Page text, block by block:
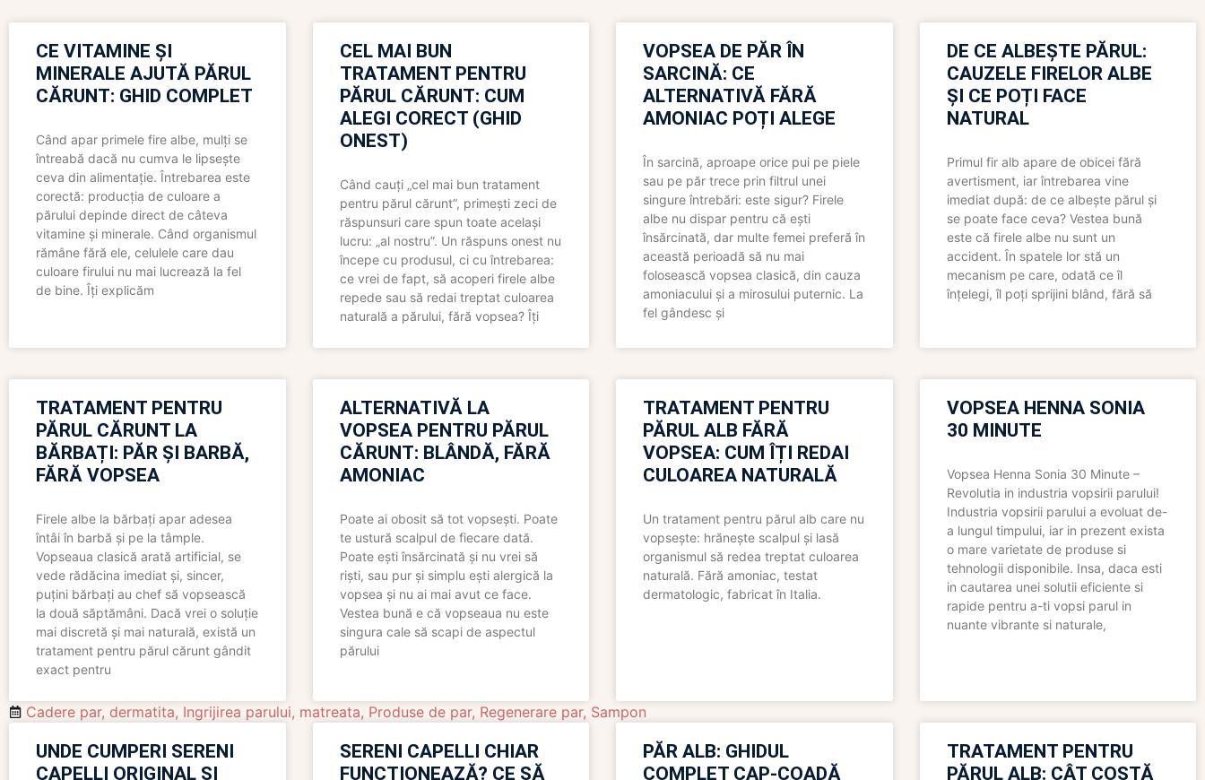
CE VITAMINE ȘI
MINERALE AJUTĂ PĂRUL
CĂRUNT: GHID COMPLET
Când apar primele fire albe, mulți se
întreabă dacă nu cumva le lipsește
ceva din alimentație. Întrebarea este
corectă: producția de culoare a
părului depinde direct de câteva
vitamine și minerale. Când organismul
rămâne fără ele, celulele care dau
culoare firului nu mai lucrează la fel
de bine. Îți explicăm
CEL MAI BUN
TRATAMENT PENTRU
PĂRUL CĂRUNT: CUM
ALEGI CORECT (GHID
ONEST)
Când cauți „cel mai bun tratament
pentru părul cărunt”, primești zeci de
răspunsuri care spun toate același
lucru: „al nostru”. Un răspuns onest nu
începe cu produsul, ci cu întrebarea:
ce vrei de fapt, să acoperi firele albe
repede sau să redai treptat culoarea
naturală a părului, fără vopsea? Îți
VOPSEA DE PĂR ÎN
SARCINĂ: CE
ALTERNATIVĂ FĂRĂ
AMONIAC POȚI ALEGE
În sarcină, aproape orice pui pe piele
sau pe păr trece prin filtrul unei
singure întrebări: este sigur? Firele
albe nu dispar pentru că ești
însărcinată, dar multe femei preferă în
această perioadă să nu mai
folosească vopsea clasică, din cauza
amoniacului și a mirosului puternic. La
fel gândesc și
DE CE ALBEȘTE PĂRUL:
CAUZELE FIRELOR ALBE
ȘI CE POȚI FACE
NATURAL
Primul fir alb apare de obicei fără
avertisment, iar întrebarea vine
imediat după: de ce albește părul și
se poate face ceva? Vestea bună
este că firele albe nu sunt un
accident. În spatele lor stă un
mecanism pe care, odată ce îl
înțelegi, îl poți sprijini blând, fără să
TRATAMENT PENTRU
PĂRUL CĂRUNT LA
BĂRBAȚI: PĂR ȘI BARBĂ,
FĂRĂ VOPSEA
Firele albe la bărbați apar adesea
întâi în barbă și pe la tâmple.
Vopseaua clasică arată artificial, se
vede rădăcina imediat și, sincer,
puțini bărbați au chef să vopsească
la două săptămâni. Dacă vrei o soluție
mai discretă și mai naturală, există un
tratament pentru părul cărunt gândit
exact pentru
ALTERNATIVĂ LA
VOPSEA PENTRU PĂRUL
CĂRUNT: BLÂNDĂ, FĂRĂ
AMONIAC
Poate ai obosit să tot vopsești. Poate
te ustură scalpul de fiecare dată.
Poate ești însărcinată și nu vrei să
riști, sau pur și simplu ești alergică la
vopsea și nu ai mai avut ce face.
Vestea bună e că vopseaua nu este
singura cale să scapi de aspectul
părului
TRATAMENT PENTRU
PĂRUL ALB FĂRĂ
VOPSEA: CUM ÎȚI REDAI
CULOAREA NATURALĂ
Un tratament pentru părul alb care nu
vopsește: hrănește scalpul și lasă
organismul să redea treptat culoarea
naturală. Fără amoniac, testat
dermatologic, fabricat în Italia.
VOPSEA HENNA SONIA
30 MINUTE
Vopsea Henna Sonia 30 Minute –
Revolutia in industria vopsirii parului!
Industria vopsirii parului a evoluat de-
a lungul timpului, iar in prezent exista
o mare varietate de produse si
tehnologii disponibile. Insa, daca esti
in cautarea unei solutii eficiente si
rapide pentru a-ti vopsi parul in
nuante vibrante si naturale,
Cadere par, dermatita, Ingrijirea parului, matreata, Produse de par, Regenerare par, Sampon
UNDE CUMPERI SERENI
CAPELLI ORIGINAL ȘI
SERENI CAPELLI CHIAR
FUNCȚIONEAZĂ? CE SĂ
PĂR ALB: GHIDUL
COMPLET CAP-COADĂ
TRATAMENT PENTRU
PĂRUL ALB: CÂT COSTĂ